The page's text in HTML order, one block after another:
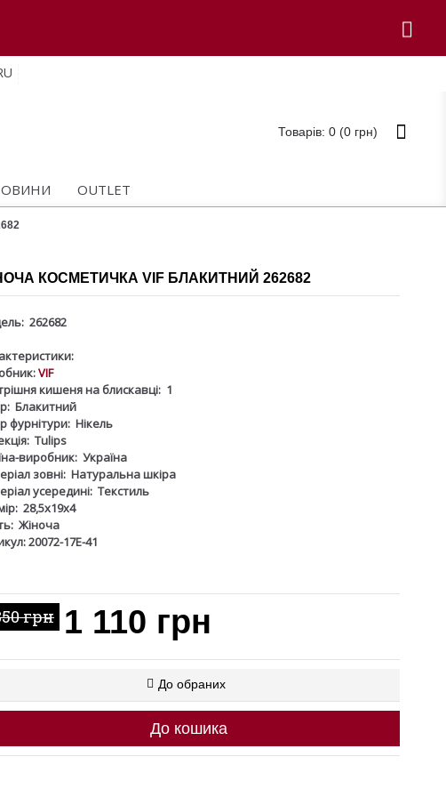
Товарів: 0 (0 грн)
OUTLET
КОСМЕТИЧКА VIF БЛАКИТНИЙ 262682
262682
VIF
кишеня на блискавці: 1
Блакитний
фурнітури: Нікель
Tulips
виробник: Україна
зовні: Натуральна шкіра
усередині: Текстиль
28,5х19х4
Жіноча
20072-17Е-41
грн 1 110 грн
До обраних
До кошика